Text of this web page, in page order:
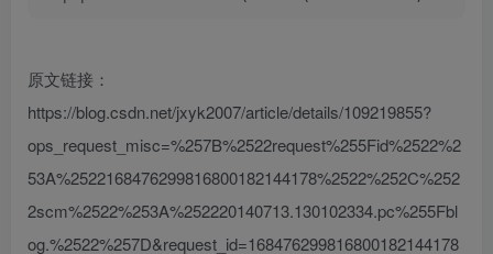
原文链接：
https://blog.csdn.net/jxyk2007/article/details/109219855?
ops_request_misc=%257B%2522request%255Fid%2522%2
53A%2522168476299816800182144178%2522%252C%252
2scm%2522%253A%252220140713.130102334.pc%255Fbl
og.%2522%257D&request_id=168476299816800182144178